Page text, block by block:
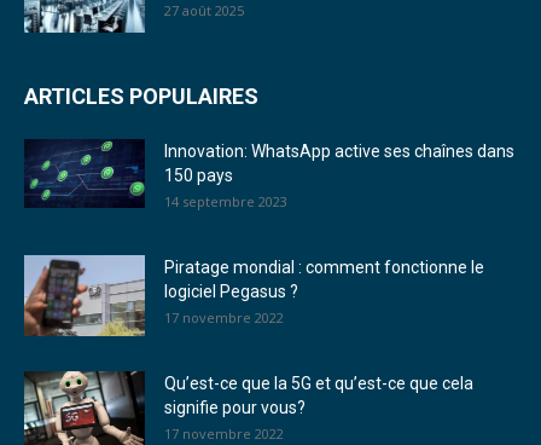
27 août 2025
ARTICLES POPULAIRES
Innovation: WhatsApp active ses chaînes dans
150 pays
14 septembre 2023
Piratage mondial : comment fonctionne le
logiciel Pegasus ?
17 novembre 2022
Qu’est-ce que la 5G et qu’est-ce que cela
signifie pour vous?
17 novembre 2022